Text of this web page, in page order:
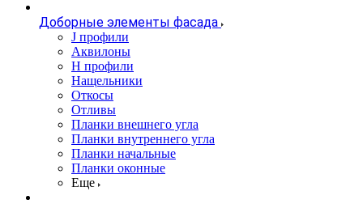
Доборные элементы фасада
J профили
Аквилоны
Н профили
Нащельники
Откосы
Отливы
Планки внешнего угла
Планки внутреннего угла
Планки начальные
Планки оконные
Еще